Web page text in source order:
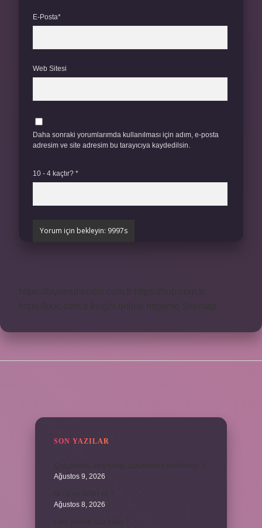
E-Posta*
Web Sitesi
Daha sonraki yorumlarımda kullanılması için adım, e-posta
adresim ve site adresim bu tarayıcıya kaydedilsin.
10 - 4 kaçtır? *
SON YAZILAR
Ağustos 9, 2026
Ağustos 8, 2026